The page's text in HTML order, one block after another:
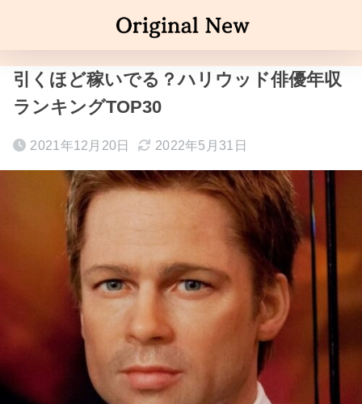
引くほど稼いでる？ハリウッド俳優年収
ランキングTOP30
2021年12月20日 2022年5月31日